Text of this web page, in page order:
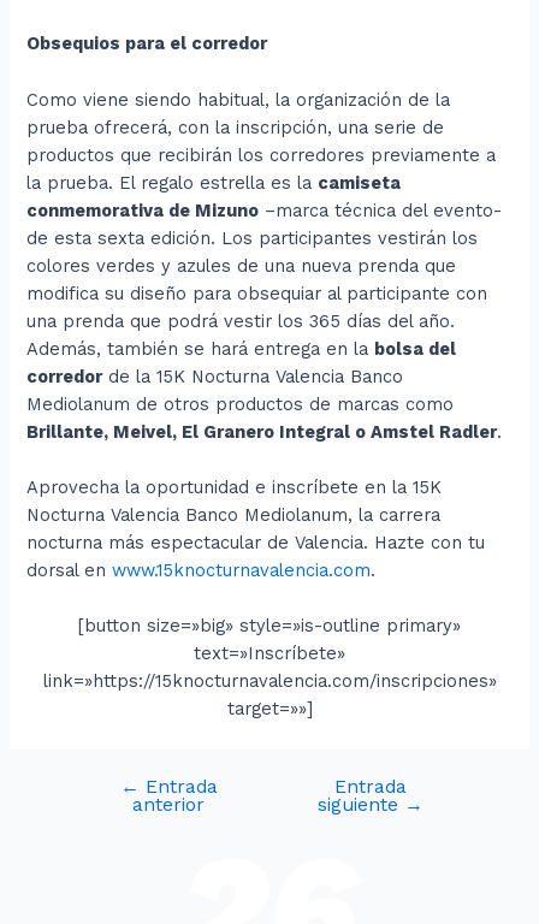
Obsequios para el corredor
Como viene siendo habitual, la organización de la
prueba ofrecerá, con la inscripción, una serie de
productos que recibirán los corredores previamente a
la prueba. El regalo estrella es la camiseta
conmemorativa de Mizuno –marca técnica del evento-
de esta sexta edición. Los participantes vestirán los
colores verdes y azules de una nueva prenda que
modifica su diseño para obsequiar al participante con
una prenda que podrá vestir los 365 días del año.
Además, también se hará entrega en la bolsa del
corredorde la 15K Nocturna Valencia Banco
Mediolanum de otros productos de marcas como
Brillante, Meivel, El Granero Integral o Amstel Radler.
Aprovecha la oportunidad e inscríbete en la 15K
Nocturna Valencia Banco Mediolanum, la carrera
nocturna más espectacular de Valencia. Hazte con tu
dorsal enwww.15knocturnavalencia.com.
[button size=»big» style=»is-outline primary»
text=»Inscríbete»
link=»https://15knocturnavalencia.com/inscripciones»
target=»»]
← Entrada
anterior
Entrada
siguiente →